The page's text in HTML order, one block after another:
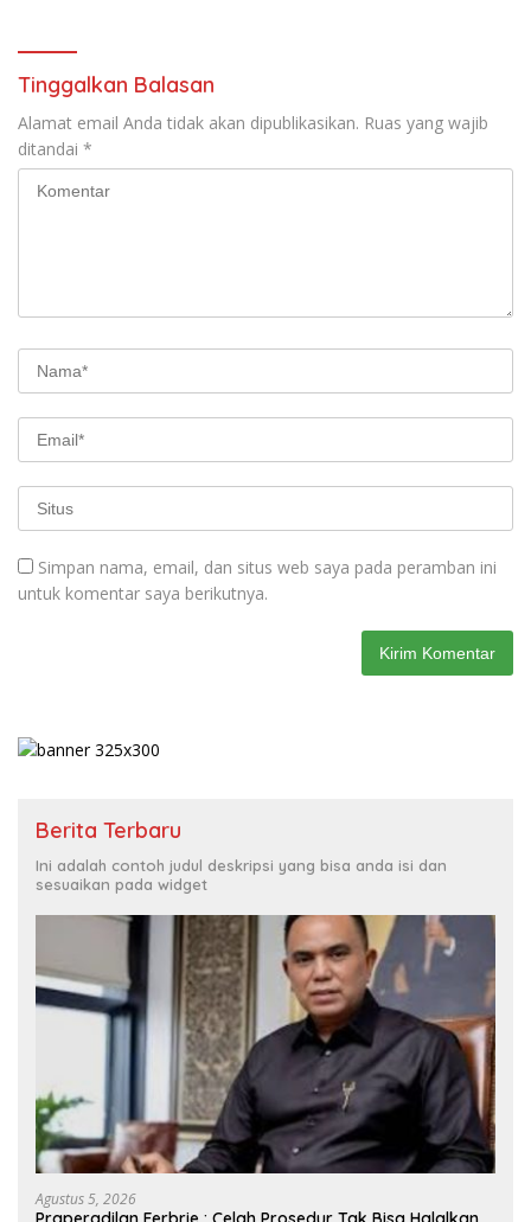
Tinggalkan Balasan
Alamat email Anda tidak akan dipublikasikan. Ruas yang wajib
ditandai *
Simpan nama, email, dan situs web saya pada peramban ini
untuk komentar saya berikutnya.
Berita Terbaru
Ini adalah contoh judul deskripsi yang bisa anda isi dan
sesuaikan pada widget
Agustus 5, 2026